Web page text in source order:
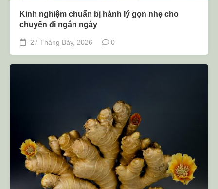
Kinh nghiệm chuẩn bị hành lý gọn nhẹ cho
chuyến đi ngắn ngày
27 Tháng Bảy, 2026 0